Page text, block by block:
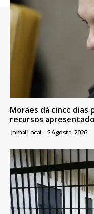
Moraes dá cinco dias
recursos
Jornal Local - 5 Agosto, 2026